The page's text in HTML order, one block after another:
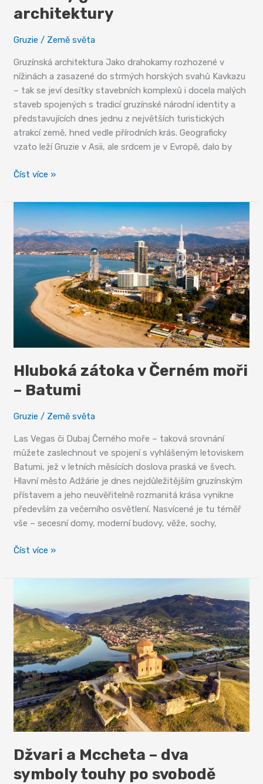
architektury
Gruzie / Země světa
Gruzínská architektura Jako drahokamy rozhozené v
nížinách a zasazené do strmých horských svahů Kavkazu
– tak se jeví desítky stavebních komplexů i docela malých
staveb spojených s tradicí gruzínské národní identity a
představujících dnes jednu z největších turistických
atrakcí země, hned vedle přírodních krás. Geograficky
vzato leží Gruzie v Asii, ale srdcem je v Evropě, dalo by
Skvosty
architektury
Číst více »
Hluboká zátoka v Černém moři
– Batumi
Gruzie / Země světa
Las Vegas či Dubaj Černého moře – taková srovnání
můžete zaslechnout ve spojení s vyhlášeným letoviskem
Batumi, jež v letních měsících doslova praská ve švech.
Hlavní město Adžárie je dnes nejdůležitějším gruzínským
přístavem a jeho neuvěřitelně rozmanitá krása vynikne
především za večerního osvětlení. Nasvícené je tu téměř
vše – secesní domy, moderní budovy, věže, sochy,
Hluboká
v
moři
–
Batumi
Číst více »
Džvari a Mccheta – dva
symboly touhy po svobodě